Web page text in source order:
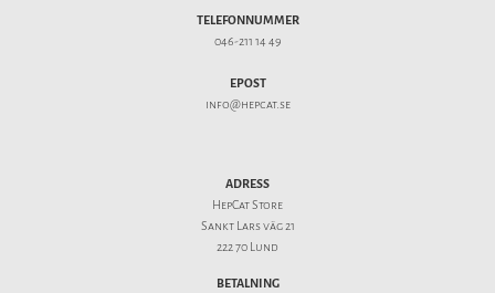
TELEFONNUMMER
046-211 14 49
EPOST
info@hepcat.se
ADRESS
HepCat Store
Sankt Lars väg 21
222 70 Lund
BETALNING